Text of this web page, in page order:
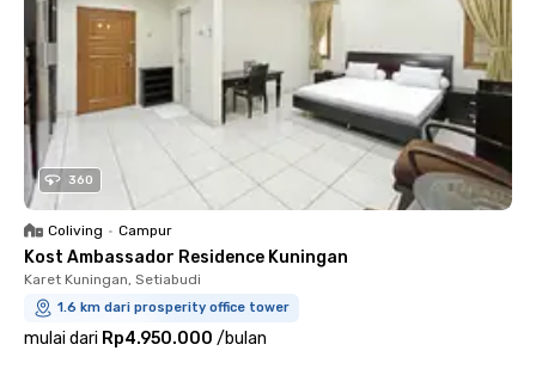
360
Coliving • Campur
Kost Ambassador Residence Kuningan
Karet Kuningan, Setiabudi
1.6 km dari prosperity office tower
mulai dari Rp4.950.000 /bulan